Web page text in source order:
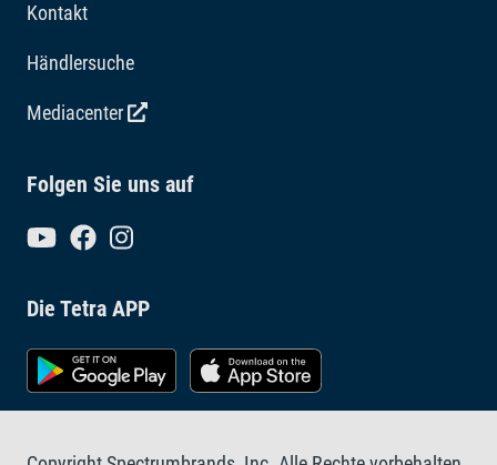
Kontakt
Händlersuche
Mediacenter
Folgen Sie uns auf
Die Tetra APP